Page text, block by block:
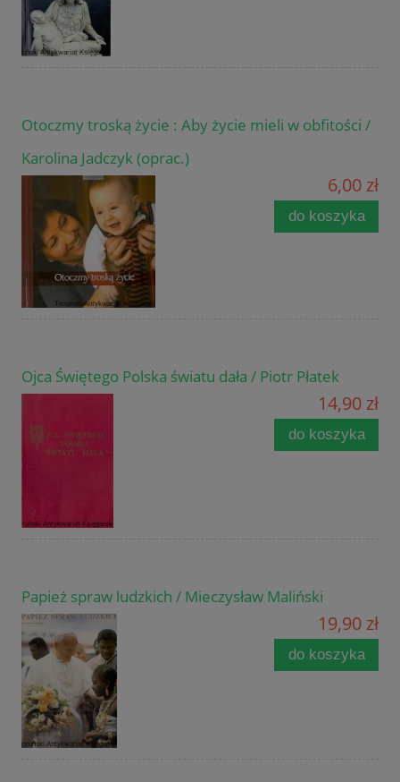
Otoczmy troską życie : Aby życie mieli w obfitości /
Karolina Jadczyk (oprac.)
6,00 zł
do koszyka
Ojca Świętego Polska światu dała / Piotr Płatek
14,90 zł
do koszyka
Papież spraw ludzkich / Mieczysław Maliński
19,90 zł
do koszyka